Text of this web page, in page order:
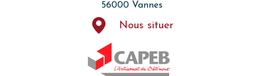
56000 Vannes
Nous situer